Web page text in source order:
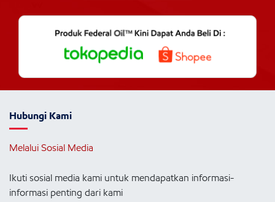
Hubungi Kami
Melalui Sosial Media
Ikuti sosial media kami untuk mendapatkan informasi-
informasi penting dari kami